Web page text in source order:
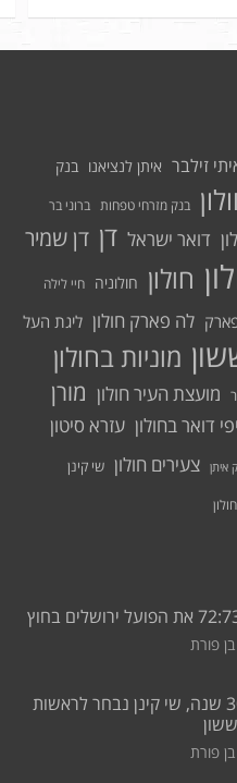
זילבר איתן לנציאנו בנק
בנק מזרחי טפחות ברוני בר
דואר ישראל דן דן שמיר
חולון חולוניה חיי לילה
לה פארק חולון ליגת העל
מוניות בחולון
מועצת העיר חולון מורן
דואר בחולון עזרא סיטון
איתן צעירים חולון שי קינן
בן פורת
מהפך בחולון: לאחר 30 שנה, שי קינן נבחר לראשות
בן פורת